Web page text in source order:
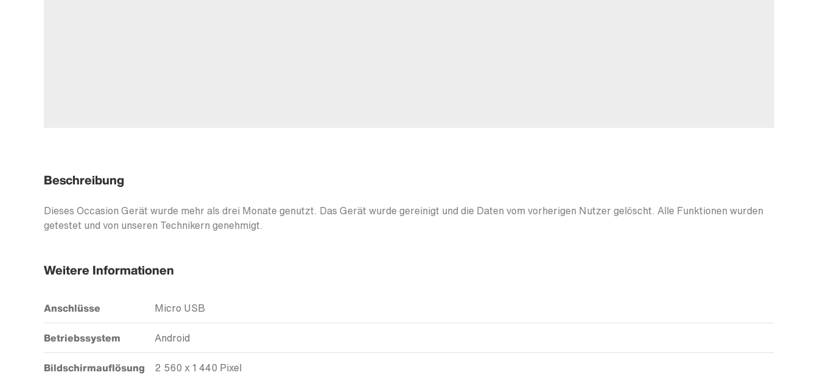
Beschreibung
Dieses Occasion Gerät wurde mehr als drei Monate genutzt. Das Gerät wurde gereinigt und die Daten vom vorherigen Nutzer gelöscht. Alle Funktionen wurden
getestet und von unseren Technikern genehmigt.
Weitere Informationen
Anschlüsse Micro USB
Betriebssystem Android
Bildschirmauflösung 2 560 x 1 440 Pixel